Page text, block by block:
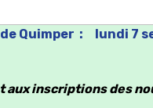
Quimper : lundi 7
aux inscriptionsdes